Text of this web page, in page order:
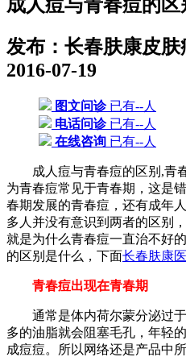
成人痘与青春痘的区
发布：长春肤康皮肤
2016-07-19
图文问诊已有--人
电话问诊已有--人
在线咨询 已有--人
成人痘与青春痘的区别,青
为青春痘常见于青春期，这是
春期发展的青春痘，还有成年
多人并没有意识到两者的区别
就是为什么青春痘一直治不好
的区别是什么，下面长春肤康
青春痘出现在青春期
通常是体内荷尔蒙分泌过于
多的油脂就会阻塞毛孔，年轻
成痘痘。所以网络还是产品中